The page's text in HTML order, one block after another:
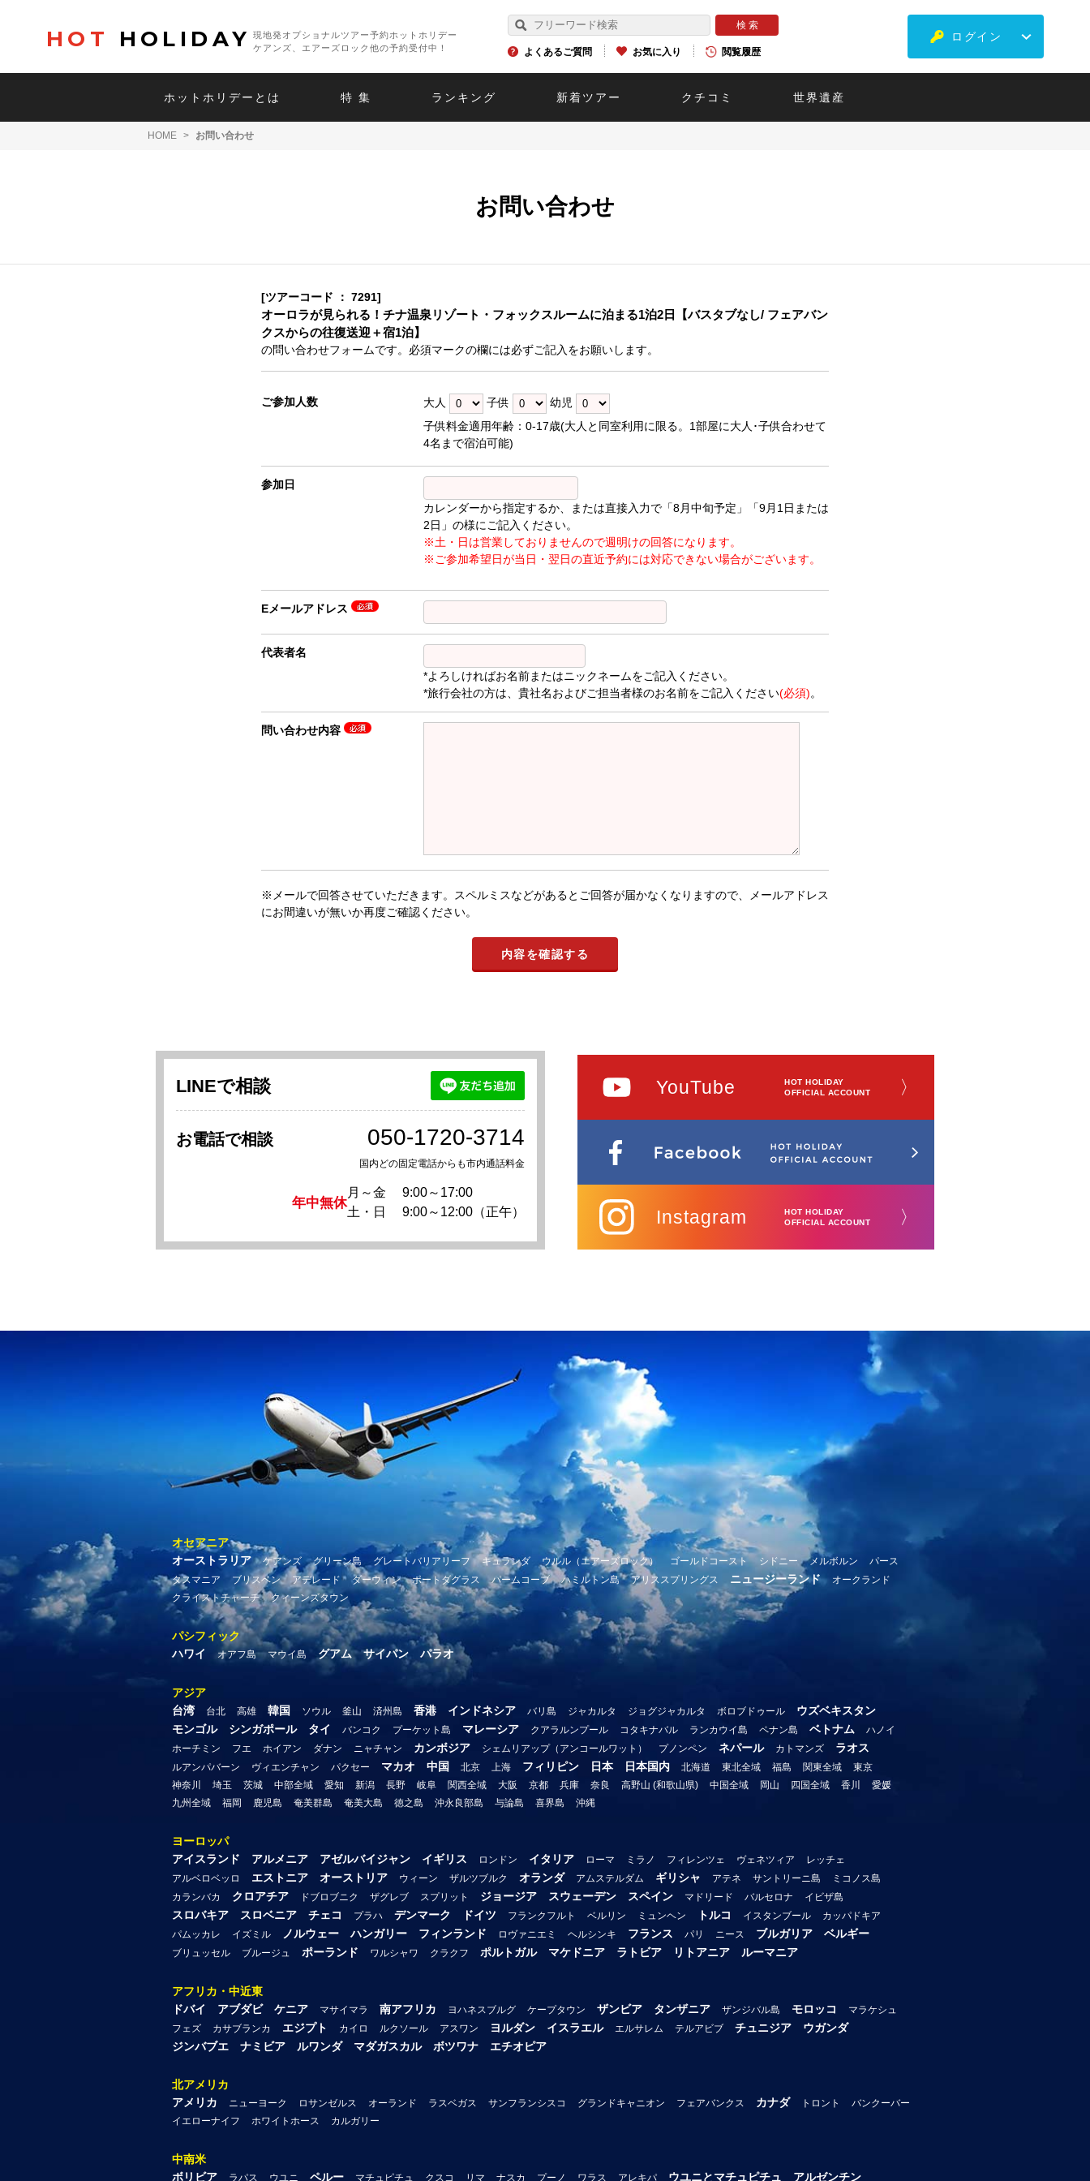
HOT HOLIDAY
現地発オプショナルツアー予約ホットホリデー
ケアンズ、エアーズロック他の予約受付中！
よくあるご質問 お気に入り 閲覧履歴
ログイン
ホットホリデーとは 特 集 ランキング 新着ツアー クチコミ 世界遺産
HOME > お問い合わせ
お問い合わせ
[ツアーコード ： 7291]
オーロラが見られる！チナ温泉リゾート・フォックスルームに泊まる1泊2日【バスタブなし/ フェアバン
クスからの往復送迎＋宿1泊】
の問い合わせフォームです。必須マークの欄には必ずご記入をお願いします。
ご参加人数 大人 子供
幼児
子供料金適用年齢：0-17歳(大人と同室利用に限る。1部屋に大人･子供合わせて
4名まで宿泊可能)
参加日
カレンダーから指定するか、または直接入力で「8月中旬予定」「9月1日または
2日」の様にご記入ください。
※土・日は営業しておりませんので週明けの回答になります。
※ご参加希望日が当日・翌日の直近予約には対応できない場合がございます。
Eメールアドレス
代表者名
*よろしければお名前またはニックネームをご記入ください。
*旅行会社の方は、貴社名およびご担当者様のお名前をご記入ください(必須)。
問い合わせ内容
※メールで回答させていただきます。スペルミスなどがあるとご回答が届かなくなりますので、メールアドレス
にお間違いが無いか再度ご確認ください。
LINEで相談
お電話で相談 050-1720-3714
国内どの固定電話からも市内通話料金
年中無休
月～金
9:00～17:00
土・日
9:00～12:00（正午）
YouTube
HOT HOLIDAY
OFFICIAL ACCOUNT
〉
Instagram
HOT HOLIDAY
OFFICIAL ACCOUNT
〉
オセアニア
オーストラリア
ケアンズ グリーン島 グレートバリアリーフ キュランダ ウルル（エアーズロック） ゴールドコースト シドニー メルボルン
パース
タスマニア
ブリスベン アデレード ダーウィン ポートダグラス パームコーブ ハミルトン島 アリススプリングス ニュージーランド
オークランド
クライストチャーチ
クィーンズタウン
パシフィック
ハワイ
オアフ島 マウイ島 グアム サイパン パラオ
アジア
台湾
台北 高雄 韓国 ソウル 釜山 済州島 香港 インドネシア バリ島 ジャカルタ ジョグジャカルタ ボロブドゥール
ウズベキスタン
モンゴル
シンガポール タイ バンコク プーケット島 マレーシア クアラルンプール コタキナバル ランカウイ島 ペナン島 ベトナム
ハノイ
ホーチミン
フエ ホイアン ダナン ニャチャン カンボジア シェムリアップ（アンコールワット） プノンペン ネパール カトマンズ ラオス
ルアンパバーン ヴィエンチャン パクセー マカオ 中国 北京 上海 フィリピン 日本 日本国内 北海道 東北全域 福島 関東全域
東京
神奈川
埼玉 茨城 中部全域 愛知 新潟 長野 岐阜 関西全域 大阪 京都 兵庫 奈良 高野山 (和歌山県) 中国全域 岡山 四国全域 香川
愛媛
九州全域
福岡 鹿児島 奄美群島 奄美大島 徳之島 沖永良部島 与論島 喜界島 沖縄
ヨーロッパ
アイスランド
アルメニア アゼルバイジャン イギリス ロンドン イタリア ローマ ミラノ フィレンツェ ヴェネツィア
レッチェ
アルベロベッロ
エストニア オーストリア ウィーン ザルツブルク オランダ アムステルダム ギリシャ アテネ サントリーニ島
ミコノス島
カランバカ
クロアチア ドブロブニク ザグレブ スプリット ジョージア スウェーデン スペイン マドリード バルセロナ イビザ島
スロバキア スロベニア チェコ プラハ デンマーク ドイツ フランクフルト ベルリン ミュンヘン トルコ イスタンブール
カッパドキア
パムッカレ
イズミル ノルウェー ハンガリー フィンランド ロヴァニエミ ヘルシンキ フランス パリ ニース ブルガリア ベルギー
ブリュッセル ブルージュ ポーランド ワルシャワ クラクフ ポルトガル マケドニア ラトビア リトアニア ルーマニア
アフリカ・中近東
ドバイ
アブダビ ケニア マサイマラ 南アフリカ ヨハネスブルグ ケープタウン ザンビア タンザニア ザンジバル島 モロッコ
マラケシュ
フェズ
カサブランカ エジプト カイロ ルクソール アスワン ヨルダン イスラエル エルサレム テルアビブ チュニジア
ウガンダ
ジンバブエ
ナミビア ルワンダ マダガスカル ボツワナ エチオピア
北アメリカ
アメリカ
ニューヨーク ロサンゼルス オーランド ラスベガス サンフランシスコ グランドキャニオン フェアバンクス カナダ トロント
バンクーバー
イエローナイフ
ホワイトホース カルガリー
中南米
ボリビア
ラパス ウユニ ペルー マチュピチュ クスコ リマ ナスカ プーノ ワラス アレキパ ウユニとマチュピチュ アルゼンチン